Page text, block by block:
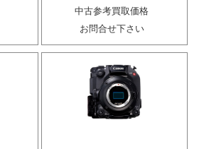
中古参考買取価格
お問合せ下さい